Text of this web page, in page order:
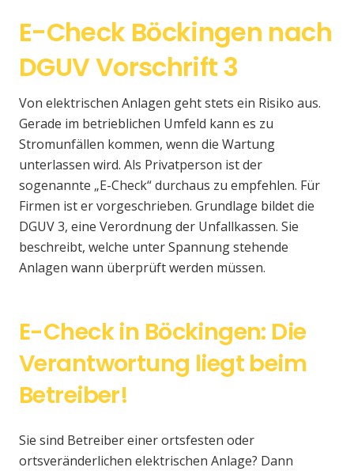
E-Check Böckingen nach
DGUV Vorschrift 3
Von elektrischen Anlagen geht stets ein Risiko aus.
Gerade im betrieblichen Umfeld kann es zu
Stromunfällen kommen, wenn die Wartung
unterlassen wird. Als Privatperson ist der
sogenannte „E-Check“ durchaus zu empfehlen. Für
Firmen ist er vorgeschrieben. Grundlage bildet die
DGUV 3, eine Verordnung der Unfallkassen. Sie
beschreibt, welche unter Spannung stehende
Anlagen wann überprüft werden müssen.
E-Check in Böckingen: Die
Verantwortung liegt beim
Betreiber!
Sie sind Betreiber einer ortsfesten oder
ortsveränderlichen elektrischen Anlage? Dann